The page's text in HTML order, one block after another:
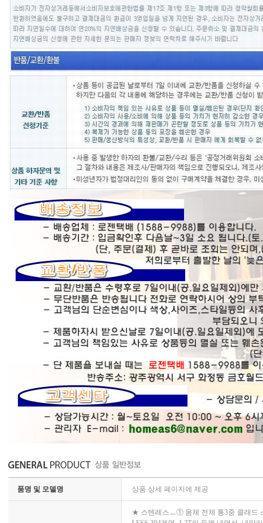
품명 및 모델명 상품 상세 페이지에 제공
★ 스텐레스ㅡ① 몸체 전체 통3중 클래드